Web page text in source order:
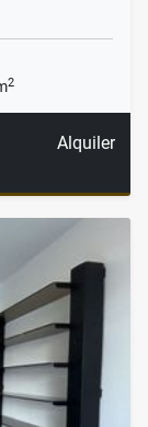
2
Alquiler